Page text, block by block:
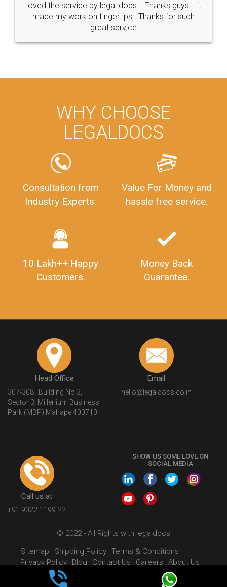
loved the service by legal docs... Thanks guys... it
made my work on fingertips...Thanks for such
great service
WHY CHOOSE
LEGALDOCS
Consultation from
Industry Experts.
Value For Money and
hassle free service.
10 Lakh++ Happy
Customers.
Money Back
Guarantee.
Head Office
307-308 , Building No 3,
Sector 3, Millenium Business
Park (MBP) Mahape 400710
Email
hello@legaldocs.co.in
Call us at
+91 9022-1199-22
SHOW US SOME LOVE ON
SOCIAL MEDIA
© 2022 - All Rights with legaldocs
Sitemap
Shipping Policy Terms & Conditions
Privacy Policy
Blog Contact Us Careers About Us